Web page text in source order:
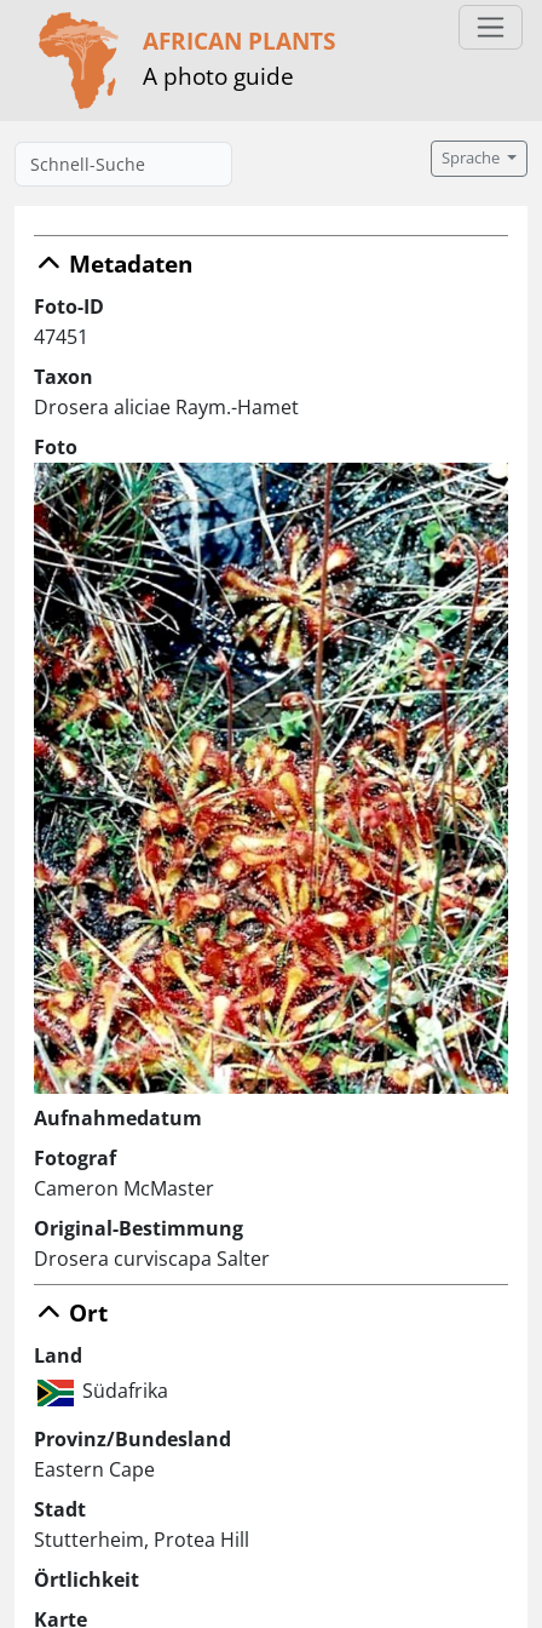
AFRICAN PLANTS
A photo guide
Sprache
Metadaten
Foto-ID
47451
Taxon
Drosera aliciae Raym.-Hamet
Foto
Aufnahmedatum
Fotograf
Cameron McMaster
Original-Bestimmung
Drosera curviscapa Salter
Ort
Land
Südafrika
Provinz/Bundesland
Eastern Cape
Stadt
Stutterheim, Protea Hill
Örtlichkeit
Karte